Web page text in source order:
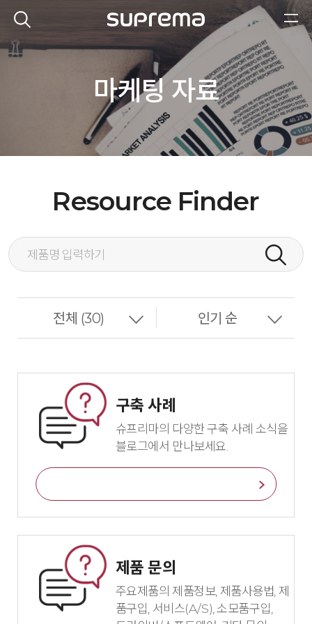
마케팅 자료
Resource Finder
구축 사례
슈프리마의 다양한 구축 사례 소식을
블로그에서 만나보세요.
제품 문의
주요제품의 제품정보, 제품사용법, 제
품구입, 서비스(A/S), 소모품구입,